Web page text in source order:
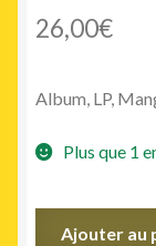
26,00€
Album, LP,
Plus que 1
Ajouter au